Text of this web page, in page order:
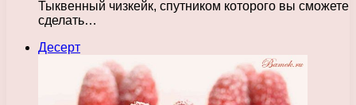
Тыквенный чизкейк, спутником которого вы сможете
сделать…
Десерт